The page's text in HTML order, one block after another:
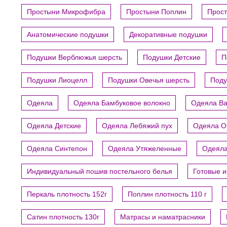
Простыни Микрофибра Простыни Поплин
Анатомические подушки Декоративные подушки
Подушки Верблюжья шерсть Подушки Детские
Подушки Лиоцелл Подушки Овечья шерсть
Одеяла Одеяла Бамбуковое волокно Одеяла
Одеяла Детские Одеяла Лебяжий пух Одеяла
Одеяла Синтепон Одеяла Утяжеленные
Индивидуальный пошив постельного белья Готовые
Перкаль плотность 152г Поплин плотность 110 г
Сатин плотность 130г Матрасы и наматрасники